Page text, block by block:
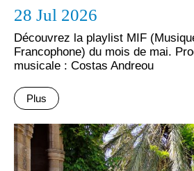
28 Jul 2026
Découvrez la playlist MIF
Francophone) du mois de mai.
musicale : Costas Andreou
Plus